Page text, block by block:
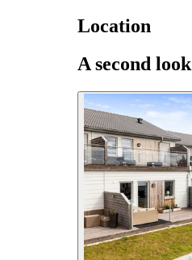
Location
A second look